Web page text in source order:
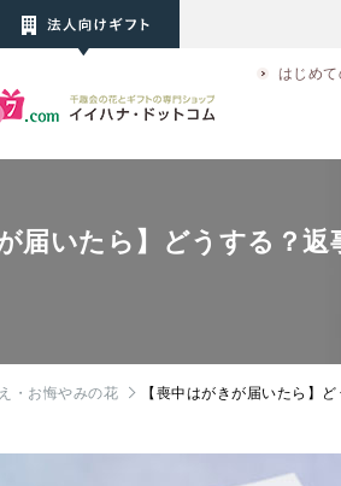
はじめ
届いたら】どうする？
・お悔やみの花 【喪中はがきが届いたら】